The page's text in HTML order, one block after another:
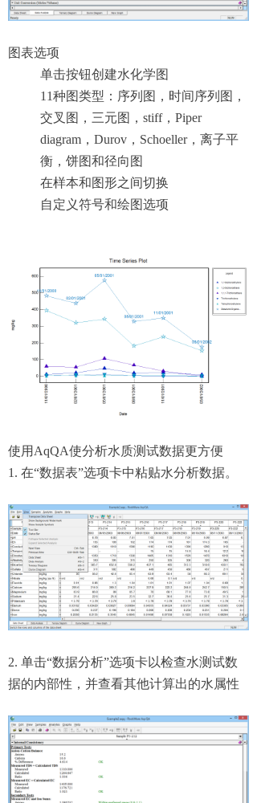
图表选项
单击按钮创建水化学图
11种图类型：序列图，时间序列图，
交叉图，三元图，stiff，Piper
diagram，Durov，Schoeller，离子平
衡，饼图和径向图
在样本和图形之间切换
自定义符号和绘图选项
使用AqQA使分析水质测试数据更方便
1. 在“数据表”选项卡中粘贴水分析数据。
2. 单击“数据分析”选项卡以检查水测试数
据的内部性，并查看其他计算出的水属性